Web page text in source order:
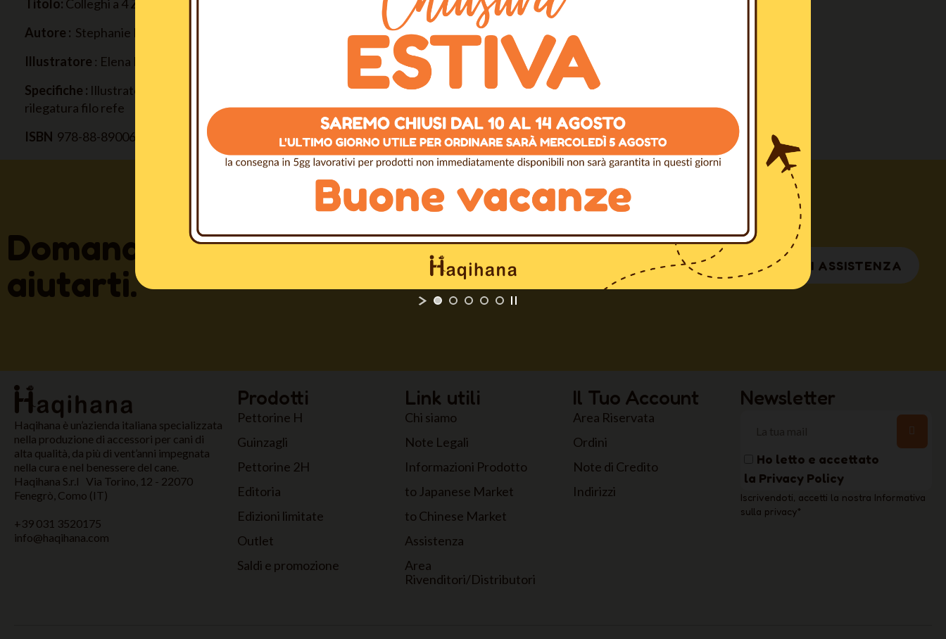
Titolo: Colleghi a 4 Zampe
Autore : Stephanie Rousseau
Illustratore : Elena Manazza
Specifiche : Illustrato, 176 pagine a colori, carta riciclata, brossura con alette,
rilegatura filo refe
ISBN 978-88-89006-52-8
Domande? Siamo sempre qui per
aiutarti.
RICHIEDI ASSISTENZA
Haqihana è un’azienda italiana specializzata
nella produzione di accessori per cani di
alta qualità, da più di vent’anni impegnata
nella cura e nel benessere del cane.
Haqihana S.r.l Via Torino, 12 - 22070
Fenegrò, Como (IT)
+39 031 3520175
info@haqihana.com
Prodotti
Pettorine H
Guinzagli
Pettorine 2H
Editoria
Edizioni limitate
Outlet
Saldi e promozione
Link utili
Chi siamo
Note Legali
Informazioni Prodotto
to Japanese Market
to Chinese Market
Assistenza
Area
Rivenditori/Distributori
Il Tuo Account
Area Riservata
Ordini
Note di Credito
Indirizzi
Newsletter
Ho letto e accettato
la Privacy Policy
Iscrivendoti, accetti la nostra Informativa
sulla privacy*